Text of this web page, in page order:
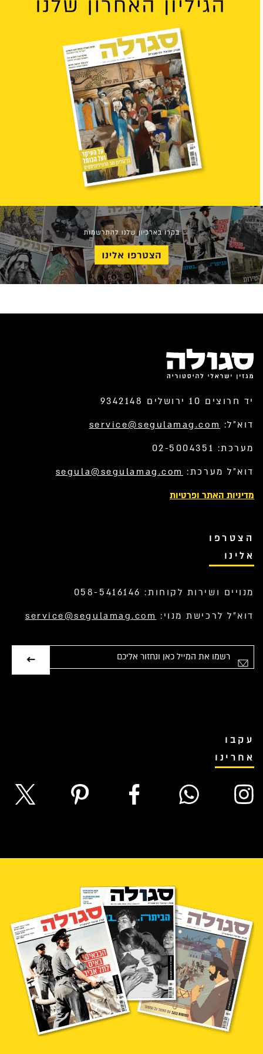
יד חרוצים 10 ירושלים 9342148
דוא”ל: service@segulamag.com
מערכת: 02-5004351
דוא”ל מערכת: segula@segulamag.com
מדיניות האתר ופרטיות
הצטרפו
אלינו
מנויים ושירות לקוחות: 058-5416146
דוא”ל לרכישת מנוי: service@segulamag.com
עקבו
אחרינו